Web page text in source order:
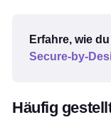
Erfahre, wie
Secure-by-
Häufig